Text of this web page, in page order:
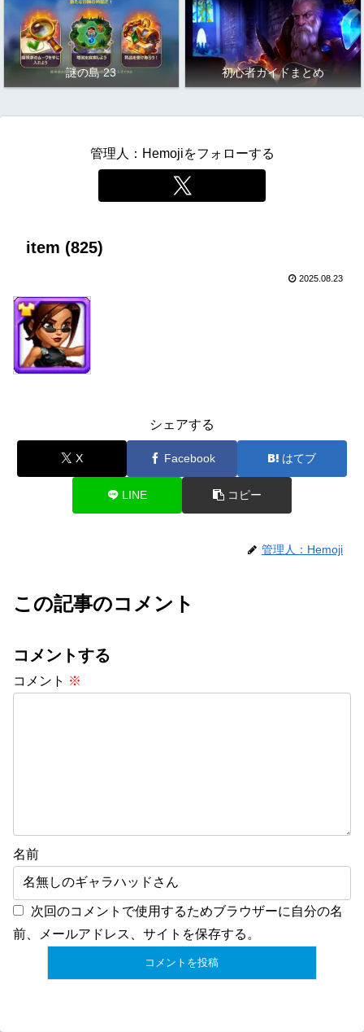
謎の島 23 初心者ガイドまとめ
管理人：Hemojiをフォローする
item (825)
2025.08.23
シェアする
X Facebook はてブ
LINE コピー
管理人：Hemoji
この記事のコメント
コメントする
コメント ※
名前
次回のコメントで使用するためブラウザーに自分の名
前、メールアドレス、サイトを保存する。